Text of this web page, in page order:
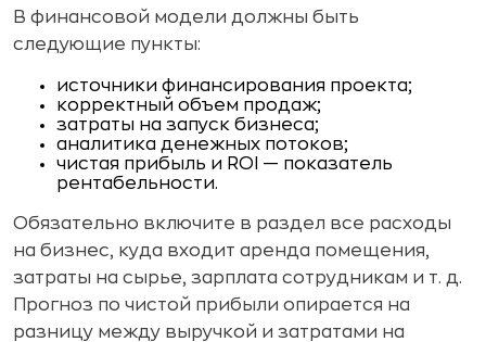
В финансовой модели должны быть
следующие пункты:
источники финансирования проекта;
корректный объем продаж;
затраты на запуск бизнеса;
аналитика денежных потоков;
чистая прибыль и ROI — показатель
рентабельности.
Обязательно включите в раздел все расходы
на бизнес, куда входит аренда помещения,
затраты на сырье, зарплата сотрудникам и т. д.
Прогноз по чистой прибыли опирается на
разницу между выручкой и затратами на